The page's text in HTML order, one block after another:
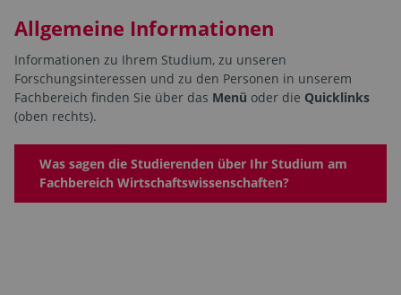
Allgemeine Informationen
Informationen zu Ihrem Studium, zu unseren
Forschungsinteressen und zu den Personen in unserem
Fachbereich finden Sie über das Menü oder die Quicklinks
(oben rechts).
Was sagen die Studierenden über Ihr Studium am
Fachbereich Wirtschaftswissenschaften?